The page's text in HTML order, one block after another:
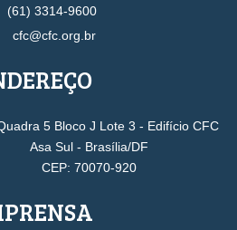
(61) 3314-9600
cfc@cfc.org.br
5 Bloco J Lote 3 - Edifício CFC
Asa Sul - Brasília/DF
CEP: 70070-920